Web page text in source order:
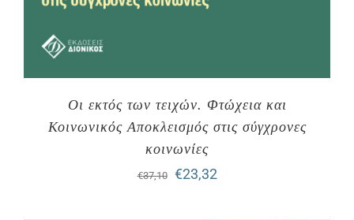
Οι εκτός των τειχών. Φτώχεια και
Κοινωνικός Αποκλεισμός στις σύγχρονες
κοινωνίες
€37,10
Original
€23,32Η